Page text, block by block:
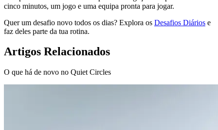
cinco minutos, um jogo e uma equipa pronta para jogar.
Quer um desafio novo todos os dias? Explora os Desafios Diários e
faz deles parte da tua rotina.
Artigos Relacionados
O que há de novo no Quiet Circles